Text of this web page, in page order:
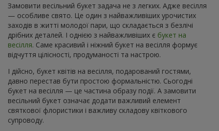
Замовити весільний букет задача не з легких. Адже весілля
— особливе свято. Це один з найважливіших урочистих
заходів в житті молодої пари, що складається з безлічі
дрібних деталей. І однією з найважливіших є букет на
весілля. Саме красивий і ніжний букет на весілля формує
відчуття цілісності, продуманості та настрою.
І дійсно, букет квітів на весілля, подарований гостями,
давно перестав бути простою формальністю. Сьогодні
букет на весілля — це частина образу події. А замовити
весільний букет означає додати важливий елемент
святкової флористики і важливу складову квіткового
супроводу.